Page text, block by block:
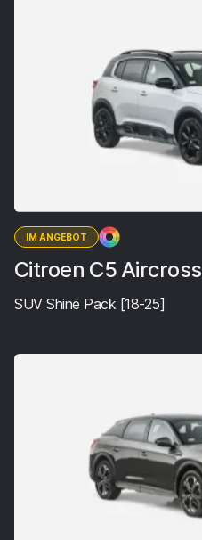
IM ANGEBOT
Citroen C5 Aircross
SUV Shine Pack [18-25]